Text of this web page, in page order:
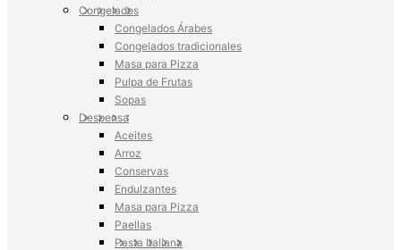
Congelados
Congelados Árabes
Congelados tradicionales
Masa para Pizza
Pulpa de Frutas
Sopas
Despensa
Aceites
Arroz
Conservas
Endulzantes
Masa para Pizza
Paellas
Pasta Italiana